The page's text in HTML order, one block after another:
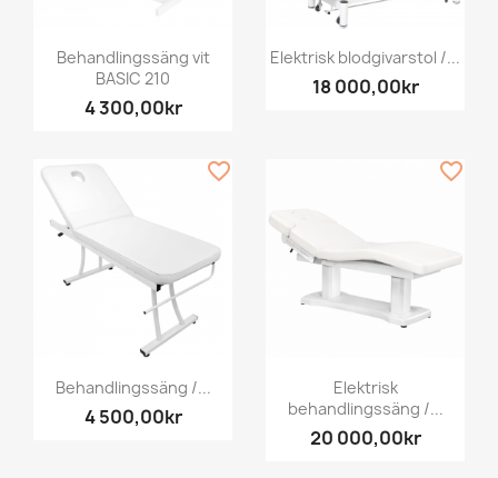
Behandlingssäng vit
BASIC 210
4 300,00kr
Elektrisk blodgivarstol /...
18 000,00kr
Behandlingssäng /...
4 500,00kr
favorite_border
Elektrisk
behandlingssäng /...
20 000,00kr
favorite_border